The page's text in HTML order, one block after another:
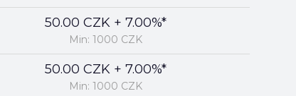
50.00 CZK + 7.00%*
Min: 1000 CZK
50.00 CZK + 7.00%*
Min: 1000 CZK